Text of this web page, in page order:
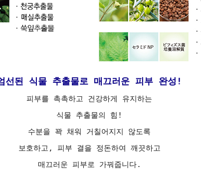
선된 식물 추출물로 매끄러운 피부 완성!
피부를 촉촉하고 건강하게 유지하는
식물 추출물의 힘!
수분을 꽉 채워 거칠어지지 않도록
보호하고, 피부 결을 정돈하여 깨끗하고
매끄러운 피부로 가꿔줍니다.